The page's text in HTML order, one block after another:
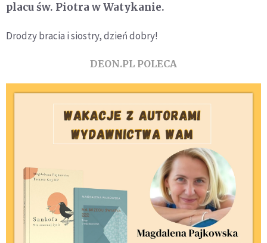
placu św. Piotra w Watykanie.
Drodzy bracia i siostry, dzień dobry!
DEON.PL POLECA